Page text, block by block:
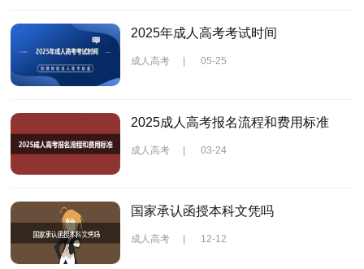
2025年成人高考考试时间
成人高考 | 05-25
2025成人高考报名流程和费用标准
成人高考 | 03-24
国家承认函授本科文凭吗
成人高考 12-12